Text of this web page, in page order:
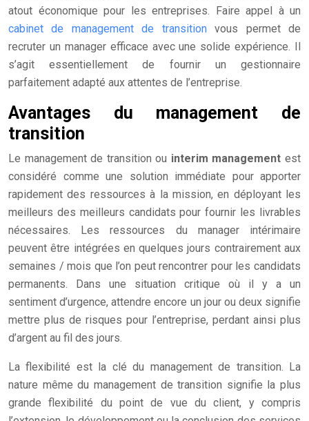
atout économique pour les entreprises. Faire appel à un
cabinet de management de transitionvous permet de
recruter un manager efficace avec une solide expérience. Il
s’agit essentiellement de fournir un gestionnaire
parfaitement adapté aux attentes de l’entreprise.
Avantages du management de
transition
Le management de transition ou interim management est
considéré comme une solution immédiate pour apporter
rapidement des ressources à la mission, en déployant les
meilleurs des meilleurs candidats pour fournir les livrables
nécessaires. Les ressources du manager intérimaire
peuvent être intégrées en quelques jours contrairement aux
semaines / mois que l’on peut rencontrer pour les candidats
permanents. Dans une situation critique où il y a un
sentiment d’urgence, attendre encore un jour ou deux signifie
mettre plus de risques pour l’entreprise, perdant ainsi plus
d’argent au fil des jours.
La flexibilité est la clé du management de transition. La
nature même du management de transition signifie la plus
grande flexibilité du point de vue du client, y compris